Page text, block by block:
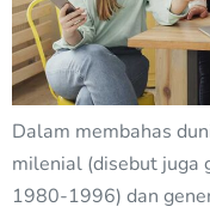
Dalam membahas
milenial (disebut juga
1980-1996) dan